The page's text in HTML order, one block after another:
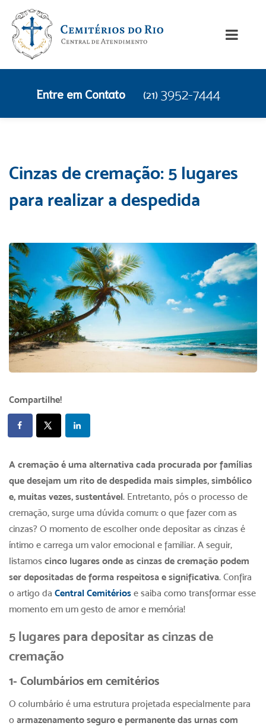
Entre em Contato (21) 3952-7444
Cinzas de cremação: 5 lugares
para realizar a despedida
Compartilhe!
A cremação é uma alternativa cada procurada por famílias
que desejam um rito de despedida mais simples, simbólico
e, muitas vezes, sustentável. Entretanto, pós o processo de
cremação, surge uma dúvida comum: o que fazer com as
cinzas? O momento de escolher onde depositar as cinzas é
íntimo e carrega um valor emocional e familiar. A seguir,
listamos cinco lugares onde as cinzas de cremação podem
ser depositadas de forma respeitosa e significativa. Confira
o artigo da Central Cemitérios e saiba como transformar esse
momento em um gesto de amor e memória!
5 lugares para depositar as cinzas de
cremação
1- Columbários em cemitérios
O columbário é uma estrutura projetada especialmente para
o armazenamento seguro e permanente das urnas com